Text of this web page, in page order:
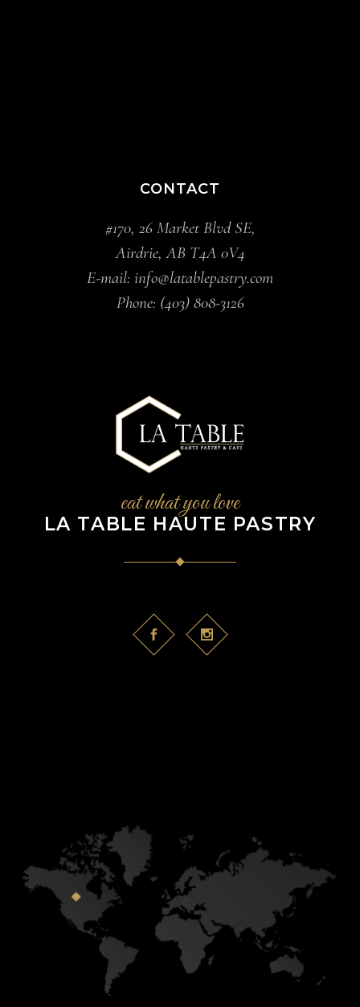
CONTACT
#170, 26 Market Blvd SE,
Airdrie, AB T4A 0V4
E-mail: info@latablepastry.com
Phone: (403) 808-3126
eat what you love
LA TABLE HAUTE PASTRY